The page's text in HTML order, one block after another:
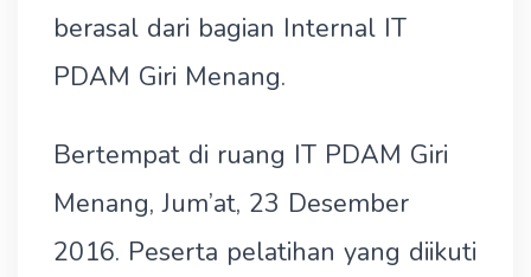
berasal dari bagian Internal IT
PDAM Giri Menang.
Bertempat di ruang IT PDAM Giri
Menang, Jum’at, 23 Desember
2016. Peserta pelatihan yang diikuti